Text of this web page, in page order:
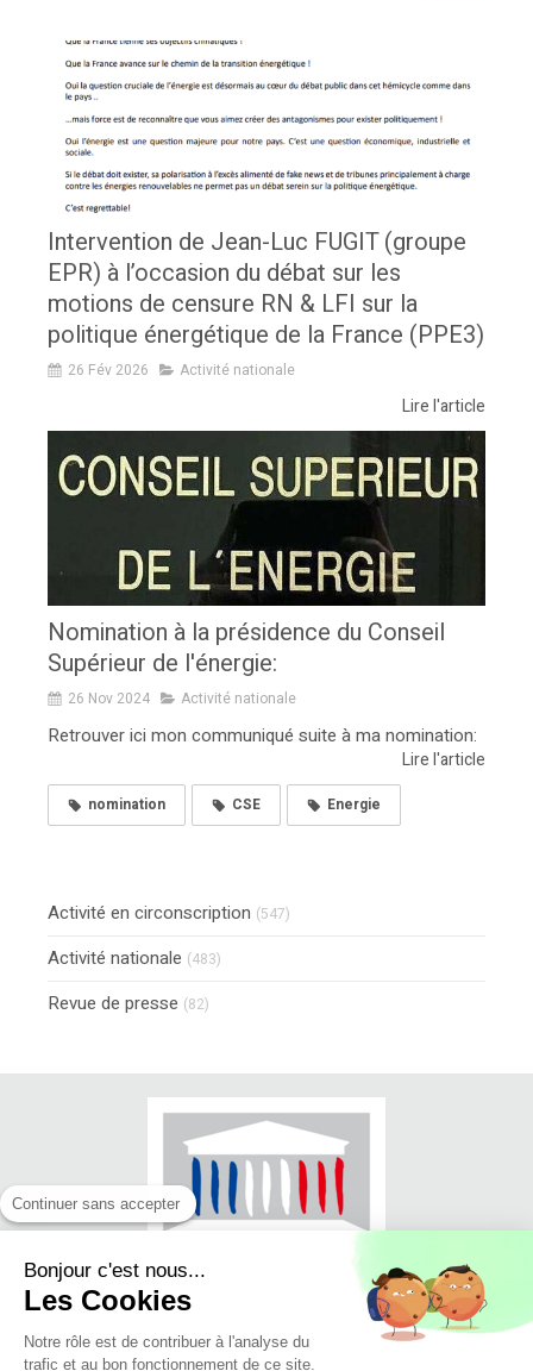
Intervention de Jean-Luc FUGIT (groupe
EPR) à l’occasion du débat sur les
motions de censure RN & LFI sur la
politique énergétique de la France (PPE3)
26 Fév 2026 Activité nationale
Lire l'article
Nomination à la présidence du Conseil
Supérieur de l'énergie:
26 Nov 2024 Activité nationale
Retrouver ici mon communiqué suite à ma nomination:
Lire l'article
nomination CSE Energie
Activité en circonscription (547)
Activité nationale (483)
Revue de presse (82)
Continuer sans accepter
Bonjour c'est nous...
Les Cookies
Notre rôle est de contribuer à l'analyse du
trafic et au bon fonctionnement de ce site.